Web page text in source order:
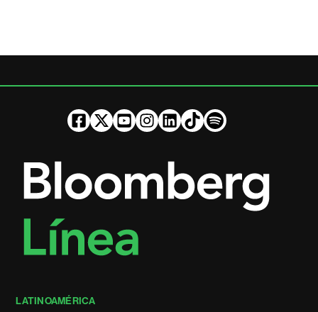
LATINOAMÉRICA